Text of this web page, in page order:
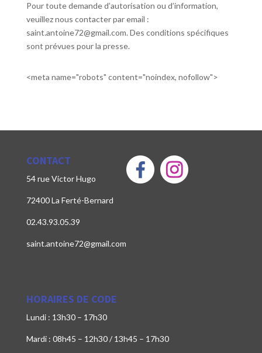
Pour toute demande d’autorisation ou d’information,
veuillez nous contacter par email :
saint.antoine72@gmail.com. Des conditions spécifiques
sont prévues pour la presse.
<meta name="robots" content="noindex, nofollow">
CONTACT
54 rue Victor Hugo
72400 La Ferté-Bernard
02.43.93.05.39
saint.antoine72@gmail.com
HORAIRES DE CODE
Lundi : 13h30 – 17h30
Mardi : 08h45 – 12h30 / 13h45 – 17h30